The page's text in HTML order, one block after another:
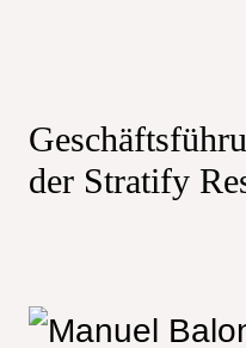
der Stratify